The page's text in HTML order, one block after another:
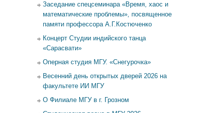
Заседание спецсеминара «Время, хаос и
математические проблемы», посвященное
памяти профессора А.Г.Костюченко
Концерт Студии индийского танца
«Сарасвати»
Оперная студия МГУ. «Снегурочка»
Весенний день открытых дверей 2026 на
факультете ИИ МГУ
О Филиале МГУ в г. Грозном